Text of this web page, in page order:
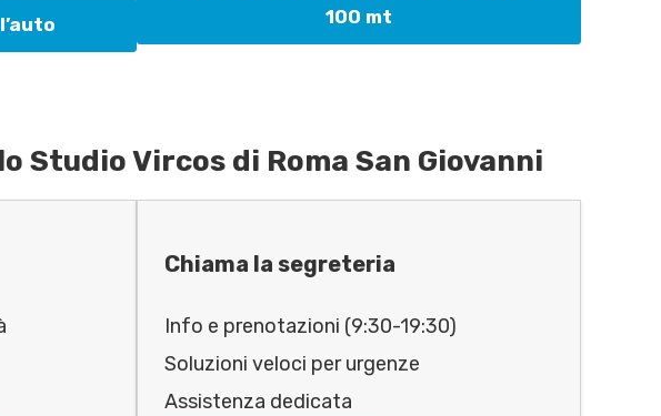
100 mt
Studio Vircos di Roma San Giovanni
Chiama la segreteria
Info e prenotazioni (9:30-19:30)
Soluzioni veloci per urgenze
Assistenza dedicata